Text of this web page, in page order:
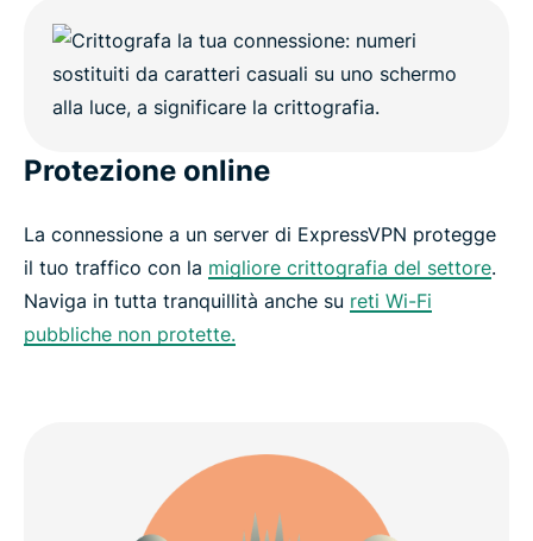
Protezione online
La connessione a un server di ExpressVPN protegge
il tuo traffico con la migliore crittografia del settore.
Naviga in tutta tranquillità anche su reti Wi-Fi
pubbliche non protette.